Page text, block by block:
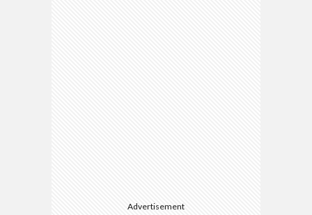
Advertisement